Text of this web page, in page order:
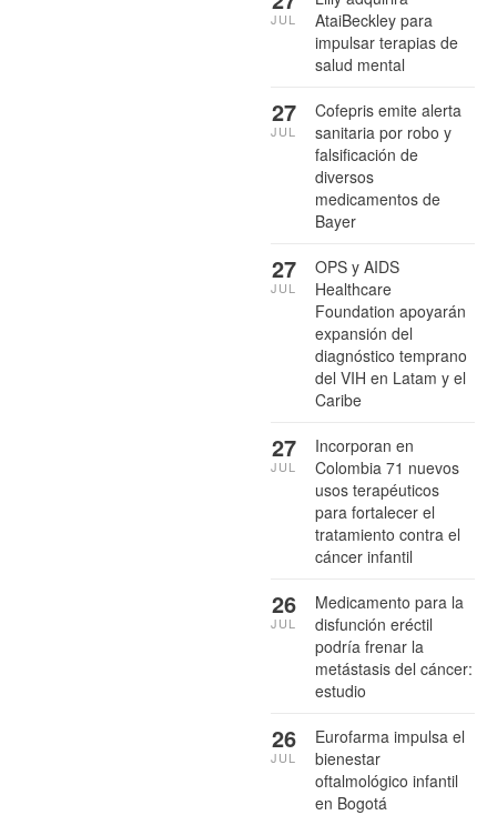
AtaiBeckley para
impulsar terapias de
salud mental
JUL
Cofepris emite alerta
sanitaria por robo y
falsificación de
diversos
medicamentos de
Bayer
27
JUL
OPS y AIDS
Healthcare
Foundation apoyarán
expansión del
diagnóstico temprano
del VIH en Latam y el
Caribe
27
JUL
Incorporan en
Colombia 71 nuevos
usos terapéuticos
para fortalecer el
tratamiento contra el
cáncer infantil
27
JUL
Medicamento para la
disfunción eréctil
podría frenar la
metástasis del cáncer:
estudio
26
JUL
Eurofarma impulsa el
bienestar
oftalmológico infantil
en Bogotá
26
JUL